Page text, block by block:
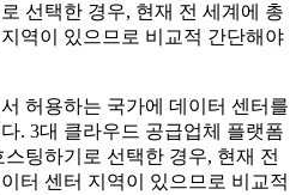
선택한 경우, 현재 전 세계에 총
역이 있으므로 비교적 간단해야
허용하는 국가에 데이터 센터를
. 3대 클라우드 공급업체 플랫폼
팅하기로 선택한 경우, 현재 전
터 센터 지역이 있으므로 비교적